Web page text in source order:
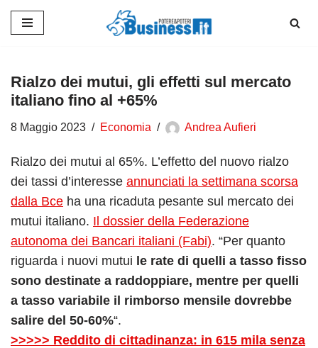
contenuto
Rialzo dei mutui, gli effetti sul mercato
italiano fino al +65%
8 Maggio 2023 Economia Andrea Aufieri
Rialzo dei mutui al 65%. L’effetto del nuovo rialzo
dei tassi d’interesse annunciati la settimana scorsa
dalla Bce ha una ricaduta pesante sul mercato dei
mutui italiano. Il dossier della Federazione
autonoma dei Bancari italiani (Fabi). “Per quanto
riguarda i nuovi mutui le rate di quelli a tasso fisso
sono destinate a raddoppiare, mentre per quelli
a tasso variabile il rimborso mensile dovrebbe
salire del 50-60%“.
>>>>> Reddito di cittadinanza: in 615 mila senza